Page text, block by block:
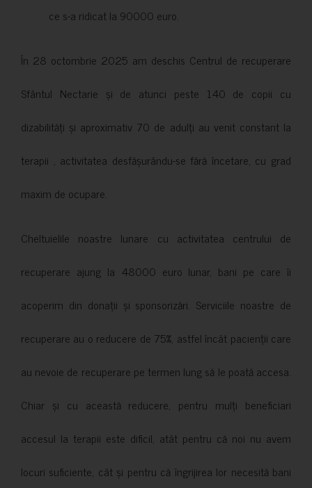
ce s-a ridicat la 90000 euro.
În 28 octombrie 2025 am deschis Centrul de recuperare
Sfântul Nectarie și de atunci peste 140 de copii cu
dizabilități și aproximativ 70 de adulți au venit constant la
terapii , activitatea desfășurându-se fără încetare, cu grad
maxim de ocupare.
Cheltuielile noastre lunare cu activitatea centrului de
recuperare ajung la 48000 euro lunar, bani pe care îi
acoperim din donații și sponsorizări. Serviciile noastre de
recuperare au o reducere de 75%, astfel încât pacienții care
au nevoie de recuperare pe termen lung să le poată accesa.
Chiar și cu această reducere, pentru mulți beneficiari
accesul la terapii este dificil, atât pentru că noi nu avem
locuri suficiente, cât și pentru că îngrijirea lor necesită bani